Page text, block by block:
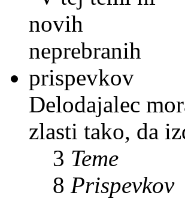
Delodajalec
zlasti tako, da
3 Teme
8 Prispevkov